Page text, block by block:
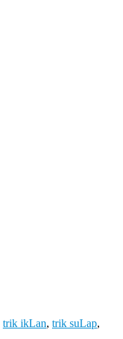
trik ikLan, trik suLap,